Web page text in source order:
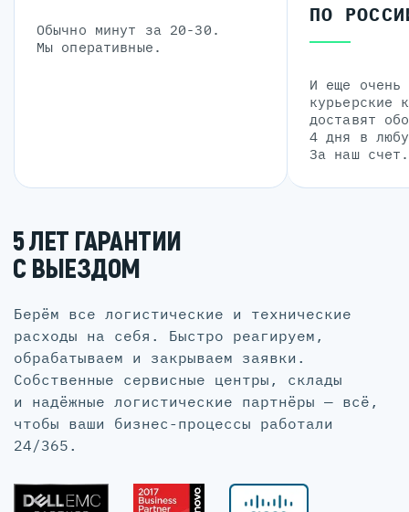
Обычно минут за 20-30.
Мы оперативные.
ПО
И еще очень
курьерские
доставят
4 дня в
За наш счет.
5 ЛЕТ ГАРАНТИИ
С ВЫЕЗДОМ
Берём все логистические и технические
расходы на себя. Быстро реагируем,
обрабатываем и закрываем заявки.
Собственные сервисные центры, склады
и надёжные логистические партнёры — всё,
чтобы ваши бизнес-процессы работали
24/365.